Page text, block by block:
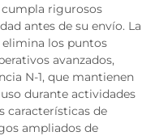
rigurosos
antes de su envío. La
los puntos
avanzados,
N-1, que mantienen
durante actividades
características de
ampliados de